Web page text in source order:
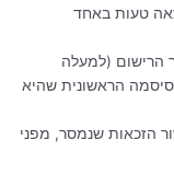
טעות באחד
הרישום (למעלה
הראשונית שהיא
הזכאות שנמסר, מפני